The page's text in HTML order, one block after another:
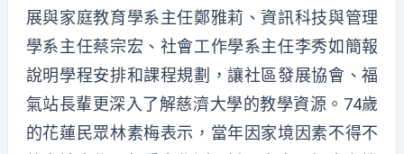
展與家庭教育學系主任鄭雅莉、資訊科技與管理
學系主任蔡宗宏、社會工作學系主任李秀如簡報
說明學程安排和課程規劃，讓社區發展協會、福
氣站長輩更深入了解慈濟大學的教學資源。74歲
的花蓮民眾林素梅表示，當年因家境因素不得不